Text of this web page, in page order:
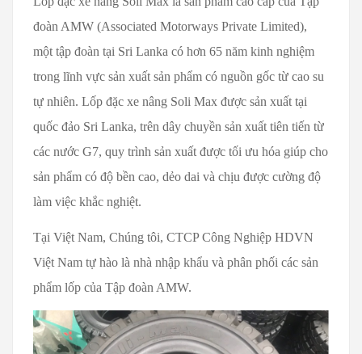
đoàn AMW (Associated Motorways Private Limited),
một tập đoàn tại Sri Lanka có hơn 65 năm kinh nghiệm
trong lĩnh vực sản xuất sản phẩm có nguồn gốc từ cao su
tự nhiên. Lốp đặc xe nâng Soli Max được sản xuất tại
quốc đảo Sri Lanka, trên dây chuyền sản xuất tiên tiến từ
các nước G7, quy trình sản xuất được tối ưu hóa giúp cho
sản phẩm có độ bền cao, dẻo dai và chịu được cường độ
làm việc khắc nghiệt.
Tại Việt Nam, Chúng tôi, CTCP Công Nghiệp HDVN
Việt Nam tự hào là nhà nhập khẩu và phân phối các sản
phẩm lốp của Tập đoàn AMW.